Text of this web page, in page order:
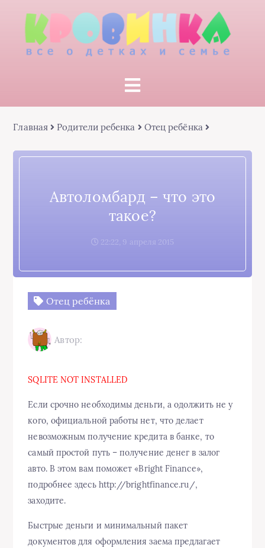
Главная Родители ребенка Отец ребёнка
Автоломбард – что это
такое?
22:22, 9 апреля 2015
Отец ребёнка
Автор:
SQLITE NOT INSTALLED
Если срочно необходимы деньги, а одолжить не у
кого, официальной работы нет, что делает
невозможным получение кредита в банке, то
самый простой путь – получение денег в залог
авто. В этом вам поможет «Bright Finance»,
подробнее здесь http://brightfinance.ru/,
заходите.
Быстрые деньги и минимальный пакет
документов для оформления заема предлагает